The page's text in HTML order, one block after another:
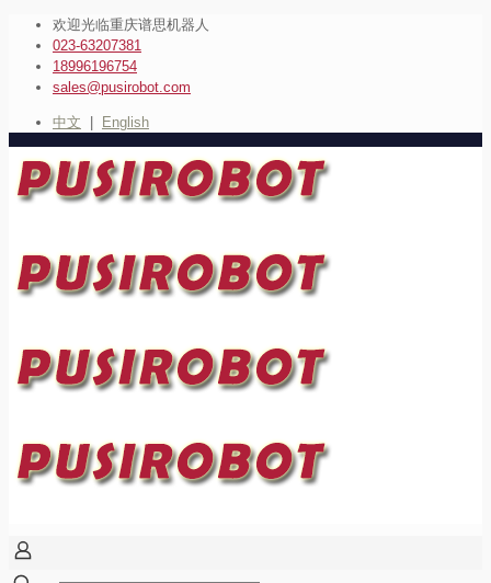
欢迎光临重庆谱思机器人
023-63207381
18996196754
sales@pusirobot.com
中文 English